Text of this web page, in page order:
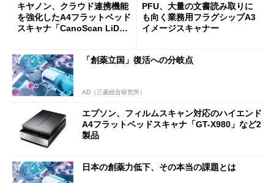
キヤノン、クラウド連携機能
を強化したA4フラットベッド
スキャナ「CanoScan LiDE 2
PFU、大量の文書読み取りに
も向く業務用フラグシップA3
イメージスキャナー
「創薬立国」復活への分岐点
AD（三菱総合研究所）
エプソン、フィルムスキャン対応のハイエンド
A4フラットベッドスキャナ「GT-X980」など2
製品
日本の創薬力低下、その本当の課題とは